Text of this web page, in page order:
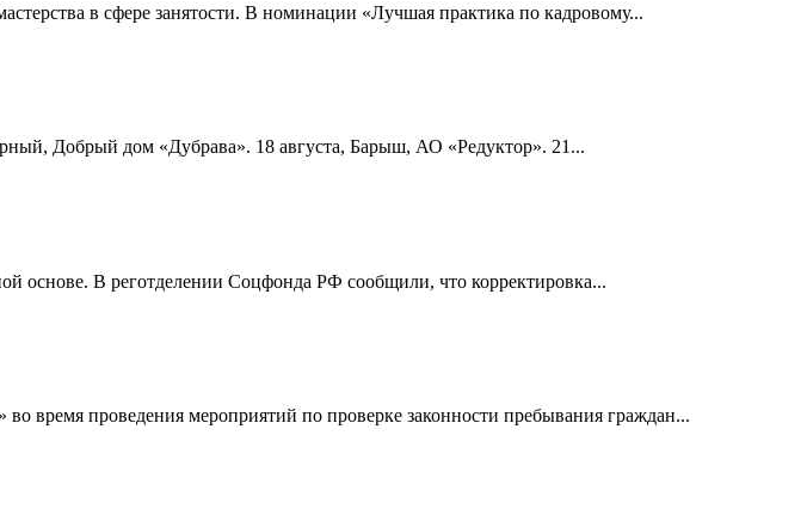
в сфере занятости. В номинации «Лучшая практика по кадровому...
Добрый дом «Дубрава». 18 августа, Барыш, АО «Редуктор». 21...
основе. В реготделении Соцфонда РФ сообщили, что корректировка...
проведения мероприятий по проверке законности пребывания граждан...